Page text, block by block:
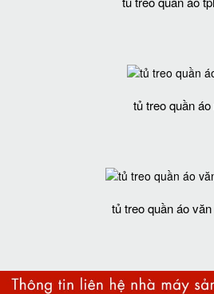
tủ treo quần áo
tủ treo quần áo